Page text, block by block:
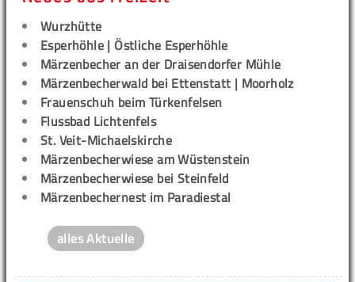
Wurzhütte
Esperhöhle | Östliche Esperhöhle
Märzenbecher an der Draisendorfer Mühle
Märzenbecherwald bei Ettenstatt | Moorholz
Frauenschuh beim Türkenfelsen
Flussbad Lichtenfels
St. Veit-Michaelskirche
Märzenbecherwiese am Wüstenstein
Märzenbecherwiese bei Steinfeld
Märzenbechernest im Paradiestal
alles Aktuelle